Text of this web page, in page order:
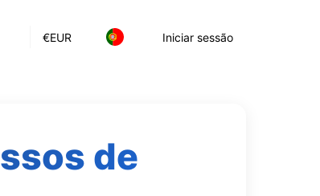
€EUR Iniciar sessão
de